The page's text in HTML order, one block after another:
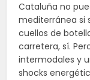
Cataluña no
mediterránea si
cuellos de
carretera, sí.
intermodales y
shocks